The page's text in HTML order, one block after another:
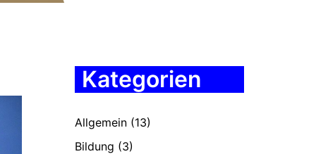
Kategorien
Allgemein (13)
Bildung (3)